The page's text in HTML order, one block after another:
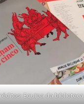
Equipa da biblioteca